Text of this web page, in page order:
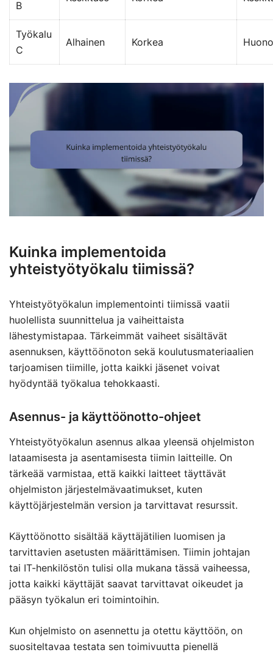
B
Työkalu
C
Alhainen Korkea Huono
Kuinka implementoida
yhteistyötyökalu tiimissä?
Yhteistyötyökalun implementointi tiimissä vaatii
huolellista suunnittelua ja vaiheittaista
lähestymistapaa. Tärkeimmät vaiheet sisältävät
asennuksen, käyttöönoton sekä koulutusmateriaalien
tarjoamisen tiimille, jotta kaikki jäsenet voivat
hyödyntää työkalua tehokkaasti.
Asennus- ja käyttöönotto-ohjeet
Yhteistyötyökalun asennus alkaa yleensä ohjelmiston
lataamisesta ja asentamisesta tiimin laitteille. On
tärkeää varmistaa, että kaikki laitteet täyttävät
ohjelmiston järjestelmävaatimukset, kuten
käyttöjärjestelmän version ja tarvittavat resurssit.
Käyttöönotto sisältää käyttäjätilien luomisen ja
tarvittavien asetusten määrittämisen. Tiimin johtajan
tai IT-henkilöstön tulisi olla mukana tässä vaiheessa,
jotta kaikki käyttäjät saavat tarvittavat oikeudet ja
pääsyn työkalun eri toimintoihin.
Kun ohjelmisto on asennettu ja otettu käyttöön, on
suositeltavaa testata sen toimivuutta pienellä